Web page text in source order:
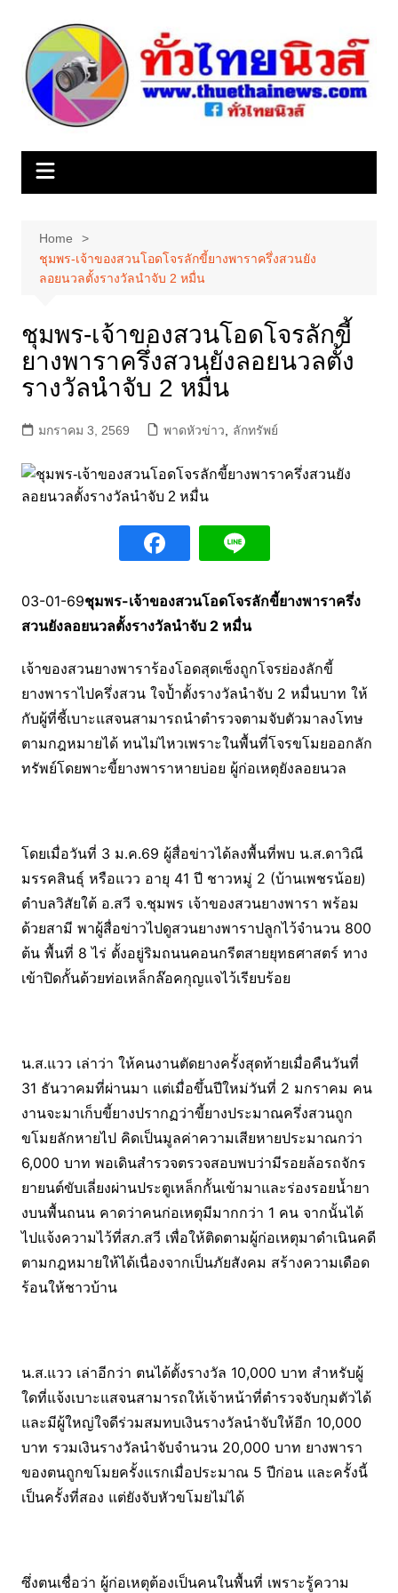
content
Home
ชุมพร-เจ้าของสวนโอดโจรลักขี้ยางพาราครึ่งสวนยัง
ลอยนวลตั้งรางวัลนำจับ 2 หมื่น
ชุมพร-เจ้าของสวนโอดโจรลักขี้
ยางพาราครึ่งสวนยังลอยนวลตั้ง
รางวัลนำจับ 2 หมื่น
มกราคม 3, 2569 พาดหัวข่าว ลักทรัพย์
03-01-69ชุมพร-เจ้าของสวนโอดโจรลักขี้ยางพาราครึ่ง
สวนยังลอยนวลตั้งรางวัลนำจับ 2 หมื่น
เจ้าของสวนยางพาราร้องโอดสุดเซ็งถูกโจรย่องลักขี้
ยางพาราไปครึ่งสวน ใจป้ำตั้งรางวัลนำจับ 2 หมื่นบาท ให้
กับผู้ที่ชี้เบาะแสจนสามารถนำตำรวจตามจับตัวมาลงโทษ
ตามกฎหมายได้ ทนไม่ไหวเพราะในพื้นที่โจรขโมยออกลัก
ทรัพย์โดยพาะขี้ยางพาราหายบ่อย ผู้ก่อเหตุยังลอยนวล
โดยเมื่อวันที่ 3 ม.ค.69 ผู้สื่อข่าวได้ลงพื้นที่พบ น.ส.ดาวิณี
มรรคสินธุ์ หรือแวว อายุ 41 ปี ชาวหมู่ 2 (บ้านเพชรน้อย)
ตำบลวิสัยใต้ อ.สวี จ.ชุมพร เจ้าของสวนยางพารา พร้อม
ด้วยสามี พาผู้สื่อข่าวไปดูสวนยางพาราปลูกไว้จำนวน 800
ต้น พื้นที่ 8 ไร่ ตั้งอยู่ริมถนนคอนกรีตสายยุทธศาสตร์ ทาง
เข้าปิดกั้นด้วยท่อเหล็กล๊อคกุญแจไว้เรียบร้อย
น.ส.แวว เล่าว่า ให้คนงานตัดยางครั้งสุดท้ายเมื่อคืนวันที่
31 ธันวาคมที่ผ่านมา แต่เมื่อขึ้นปีใหม่วันที่ 2 มกราคม คน
งานจะมาเก็บขี้ยางปรากฏว่าขี้ยางประมาณครึ่งสวนถูก
ขโมยลักหายไป คิดเป็นมูลค่าความเสียหายประมาณกว่า
6,000 บาท พอเดินสำรวจตรวจสอบพบว่ามีรอยล้อรถจักร
ยายนต์ขับเลี่ยงผ่านประตูเหล็กกั้นเข้ามาและร่องรอยน้ำยา
งบนพื้นถนน คาดว่าคนก่อเหตุมีมากกว่า 1 คน จากนั้นได้
ไปแจ้งความไว้ที่สภ.สวี เพื่อให้ติดตามผู้ก่อเหตุมาดำเนินคดี
ตามกฎหมายให้ได้เนื่องจากเป็นภัยสังคม สร้างความเดือด
ร้อนให้ชาวบ้าน
น.ส.แวว เล่าอีกว่า ตนได้ตั้งรางวัล 10,000 บาท สำหรับผู้
ใดที่แจ้งเบาะแสจนสามารถให้เจ้าหน้าที่ตำรวจจับกุมตัวได้
และมีผู้ใหญ่ใจดีร่วมสมทบเงินรางวัลนำจับให้อีก 10,000
บาท รวมเงินรางวัลนำจับจำนวน 20,000 บาท ยางพารา
ของตนถูกขโมยครั้งแรกเมื่อประมาณ 5 ปีก่อน และครั้งนี้
เป็นครั้งที่สอง แต่ยังจับหัวขโมยไม่ได้
ซึ่งตนเชื่อว่า ผู้ก่อเหตุต้องเป็นคนในพื้นที่ เพราะรู้ความ